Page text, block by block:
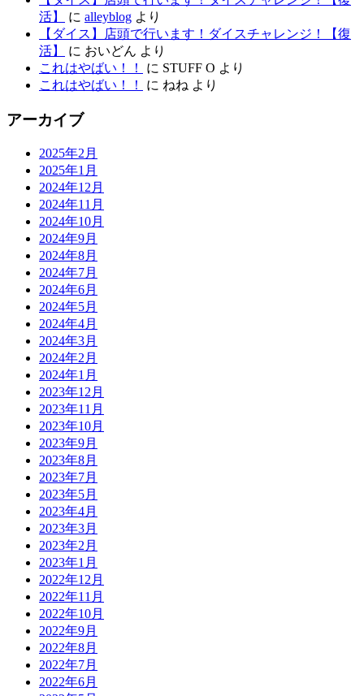
活】
に alleyblog より
【ダイス】店頭で行います！ダイスチャレンジ！【復
活】
に おいどん より
これはやばい！！
に STUFF O より
これはやばい！！
に ねね より
アーカイブ
2025年2月
2025年1月
2024年12月
2024年11月
2024年10月
2024年9月
2024年8月
2024年7月
2024年6月
2024年5月
2024年4月
2024年3月
2024年2月
2024年1月
2023年12月
2023年11月
2023年10月
2023年9月
2023年8月
2023年7月
2023年5月
2023年4月
2023年3月
2023年2月
2023年1月
2022年12月
2022年11月
2022年10月
2022年9月
2022年8月
2022年7月
2022年6月